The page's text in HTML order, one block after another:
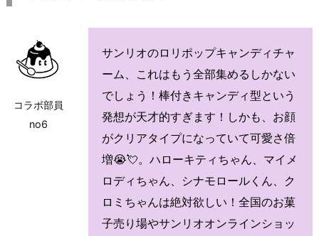
コラボ部員
no6
サンリオのロリポップキャンディチャ
ーム、これはもう全部集めるしかない
でしょう！棒付きキャンディ型という
発想が天才的すぎます！しかも、お顔
がクリアタイプになっていて可愛さ倍
増😭💘。ハローキティちゃん、マイメ
ロディちゃん、シナモロールくん、ク
ロミちゃんは絶対欲しい！全国のお菓
子売り場やサンリオオンラインショッ